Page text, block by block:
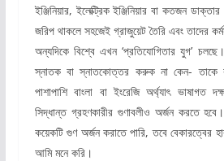
ইঞ্জিনিয়ার, ইলেক্ট্রিক ইঞ্জিনিয়ার বা কতজন
জরিপ থাকলে সহজেই গ্রাজুয়েট তৈরি এবং তাদের
অন্যদিকে বিশ্বে এখন ‘প্রতিযোগিতার যুগ’
স্নাতক বা স্নাতকোত্তর করুক না কেন- তাকে
পাশাপাশি বাংলা বা ইংরেজি অর্থ্যাৎ ভাষাগত
সিদ্ধান্ত গ্রহণকারীর গুণাবলীও অর্জন করতে
কয়েকটি গুণ অর্জন করাতে পারি, তবে বেকারত্বের
আমি মনে করি।